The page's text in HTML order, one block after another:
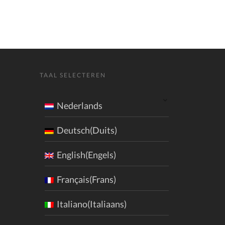
TAAL SELECTEREN
Nederlands
Deutsch(Duits)
English(Engels)
Français(Frans)
Italiano(Italiaans)